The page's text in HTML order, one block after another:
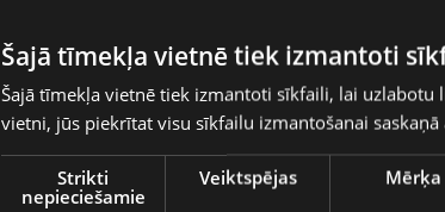
Šajā tīmekļa vietnē tiek izmantoti
Šajā tīmekļa vietnē tiek izmantoti sīkfaili, lai
vietni, jūs piekrītat visu sīkfailu izmantošanai
Strikti
nepieciešamie
Veiktspējas Mērķa